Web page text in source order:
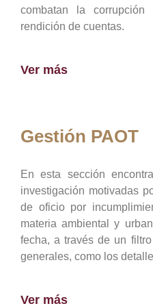
combatan la
rendición de cuentas.
Ver más
Gestión PAOT
En esta sección
investigación motivadas
de oficio por
materia ambiental y
fecha, a través de un
generales, como los
Ver más